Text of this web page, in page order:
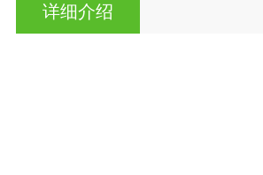
详细介绍